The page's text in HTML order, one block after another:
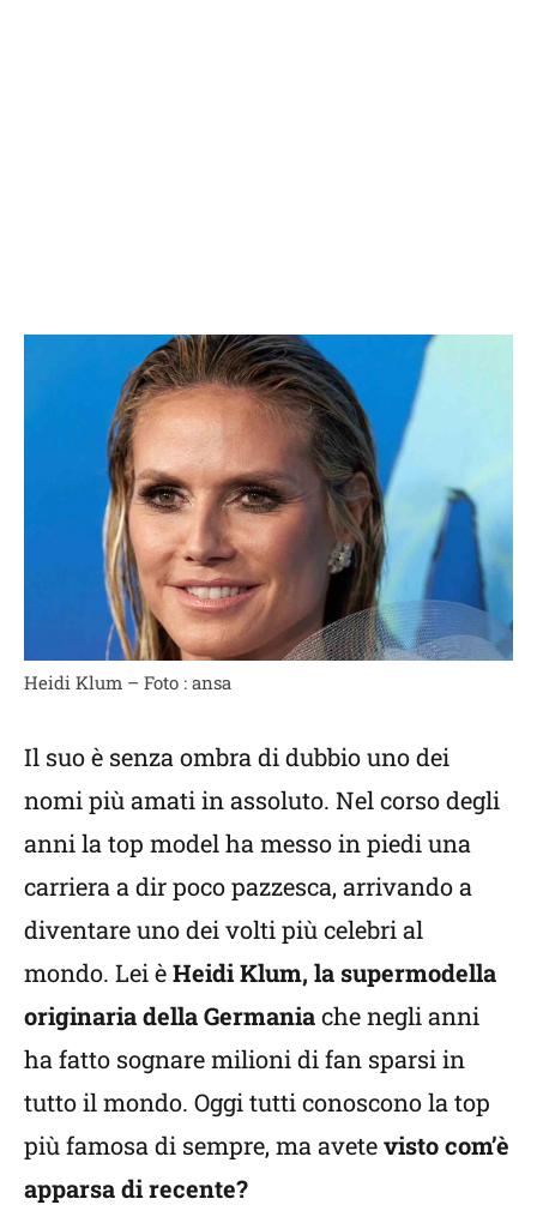
Heidi Klum – Foto : ansa
Il suo è senza ombra di dubbio uno dei
nomi più amati in assoluto. Nel corso degli
anni la top model ha messo in piedi una
carriera a dir poco pazzesca, arrivando a
diventare uno dei volti più celebri al
mondo. Lei èHeidi Klum, la supermodella
originaria della Germaniache negli anni
ha fatto sognare milioni di fan sparsi in
tutto il mondo. Oggi tutti conoscono la top
più famosa di sempre, ma avetevisto com’è
apparsa di recente?